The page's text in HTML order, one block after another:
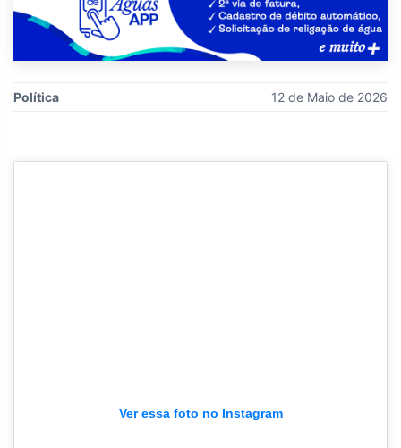
Política 12 de Maio de 2026
Ver essa foto no Instagram